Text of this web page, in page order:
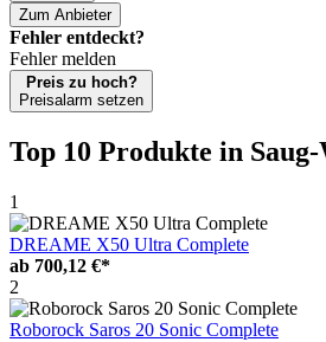
Zum Anbieter
Fehler entdeckt?
Fehler melden
Preis zu hoch?
Preisalarm setzen
Top 10 Produkte in
1
DREAME X50 Ultra Complete
ab 700,12 €*
2
Roborock Saros 20 Sonic Complete